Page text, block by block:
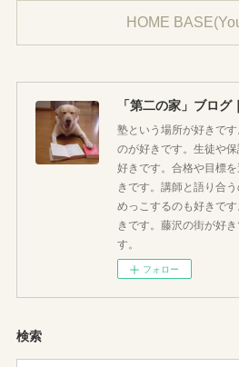
HOME
塾という場所が好きで
のが好きです。生徒や
好きです。合格や目標
きです。講師と語り合
めっこするのも好きで
きです。藤沢の街が好
す。
フォロー
検索